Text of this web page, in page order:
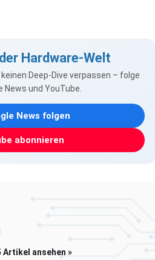
Hardware-Welt
Deep-Dive verpassen – folge
News und YouTube.
News folgen
abonnieren
Artikel ansehen »